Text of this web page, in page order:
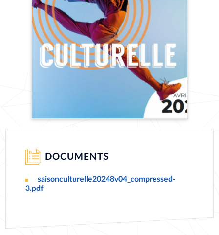
DOCUMENTS
DOCUMENT
saisonculturelle20248v04_compressed-
3.pdf